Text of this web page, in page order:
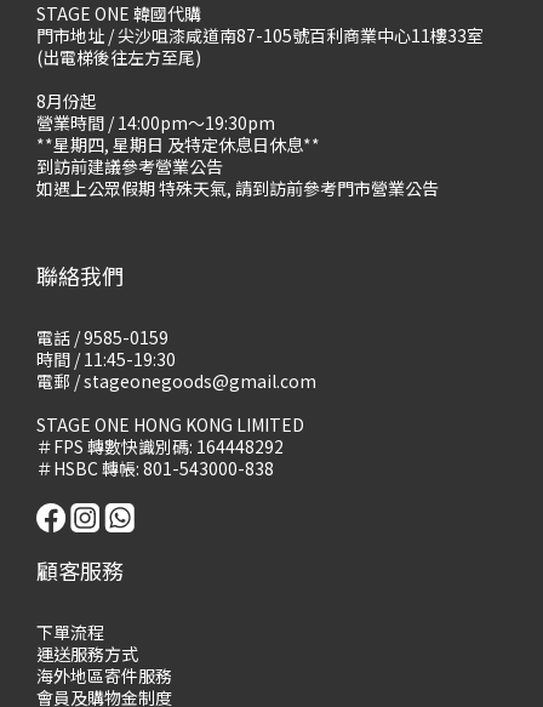
STAGE ONE 韓國代購
門市地址 / 尖沙咀漆咸道南87-105號百利商業中心11樓33室
(出電梯後往左方至尾)
8月份起
營業時間 / 14:00pm～19:30pm
**星期四, 星期日 及特定休息日休息**
到訪前建議參考營業公告
如遇上公眾假期 特殊天氣, 請到訪前參考門市營業公告
聯絡我們
電話 / 9585-0159
時間 / 11:45-19:30
電郵 / stageonegoods@gmail.com
STAGE ONE HONG KONG LIMITED
＃FPS 轉數快識別碼: 164448292
＃HSBC 轉帳: 801-543000-838
顧客服務
下單流程
運送服務方式
海外地區寄件服務
會員及購物金制度